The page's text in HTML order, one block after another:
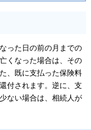
った日の前の月までの
くなった場合は、その
、既に支払った保険料
付されます。逆に、支
ない場合は、相続人が